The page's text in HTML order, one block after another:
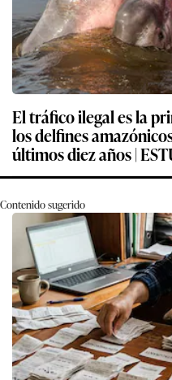
El tráfico ilegal es la
los delfines
últimos diez años |
Contenido sugerido